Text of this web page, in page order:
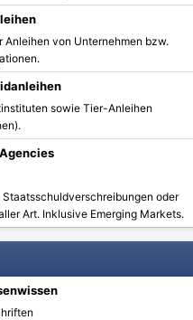
Anleihen von Unternehmen bzw.
sowie Tier-Anleihen
oder
Art. Inklusive Emerging Markets.